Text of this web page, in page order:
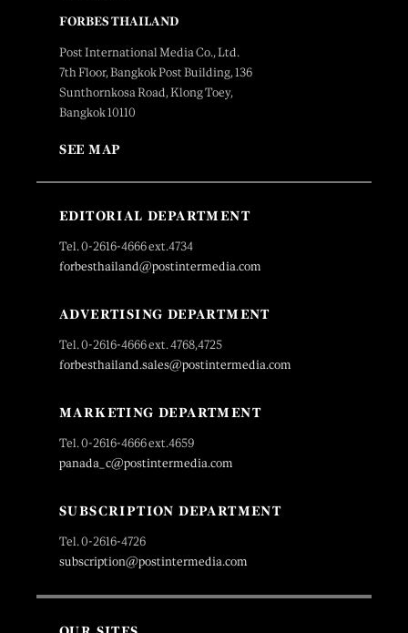
FORBES THAILAND
Post International Media Co., Ltd.
7th Floor, Bangkok Post Building, 136
Sunthornkosa Road, Klong Toey,
Bangkok 10110
SEE MAP
EDITORIAL DEPARTMENT
Tel. 0-2616-4666 ext.4734
forbesthailand@postintermedia.com
ADVERTISING DEPARTMENT
Tel. 0-2616-4666 ext. 4768,4725
forbesthailand.sales@postintermedia.com
MARKETING DEPARTMENT
Tel. 0-2616-4666 ext.4659
panada_c@postintermedia.com
SUBSCRIPTION DEPARTMENT
Tel. 0-2616-4726
subscription@postintermedia.com